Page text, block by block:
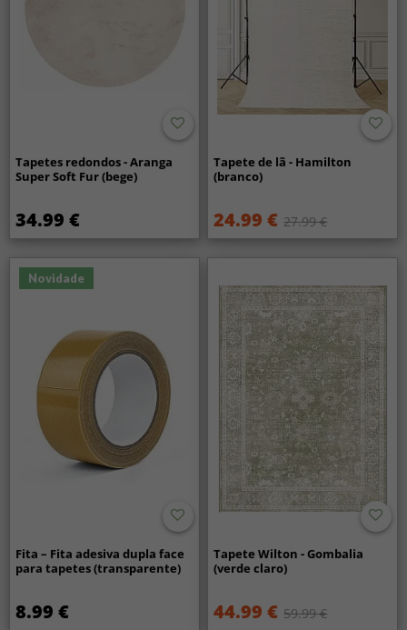
Tapetes redondos - Aranga
Super Soft Fur (bege)
34.99 €
Tapete de lã - Hamilton
(branco)
24.99 € 27.99 €
Novidade
Fita – Fita adesiva dupla face
para tapetes (transparente)
8.99 €
Tapete Wilton - Gombalia
(verde claro)
44.99 € 59.99 €